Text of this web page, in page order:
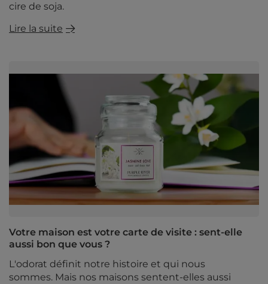
cire de soja.
Lire la suite
Votre maison est votre carte de visite : sent-elle
aussi bon que vous ?
L'odorat définit notre histoire et qui nous
sommes. Mais nos maisons sentent-elles aussi